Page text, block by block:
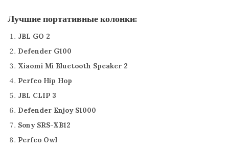
Лучшие портативные колонки:
JBL GO 2
Defender G100
Xiaomi Mi Bluetooth Speaker 2
Perfeo Hip Hop
JBL CLIP 3
Defender Enjoy S1000
Sony SRS-XB12
Perfeo Owl